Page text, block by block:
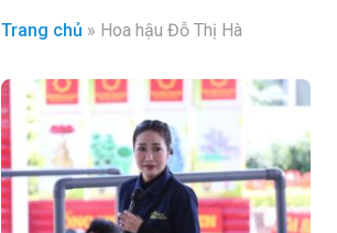
Trang chủ » Hoa hậu Đỗ Thị Hà